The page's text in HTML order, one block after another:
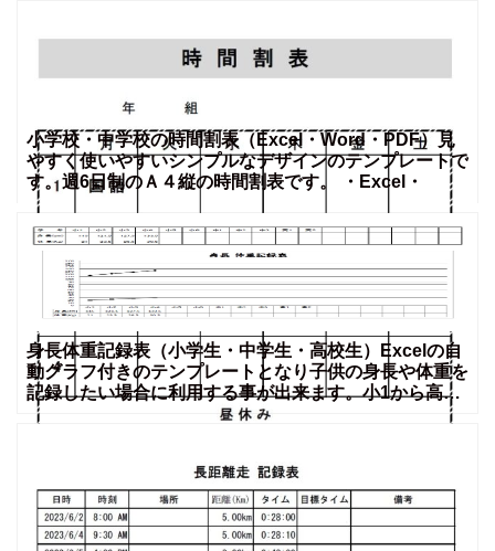
小学校・中学校の時間割表（Excel・Word・PDF）見
やすく使いやすいシンプルなデザインのテンプレートで
す。週6日制のＡ４縦の時間割表です。 ・Excel・
身長体重記録表（小学生・中学生・高校生）Excelの自
動グラフ付きのテンプレートとなり子供の身長や体重を
記録したい場合に利用する事が出来ます。小1から高2
まで、